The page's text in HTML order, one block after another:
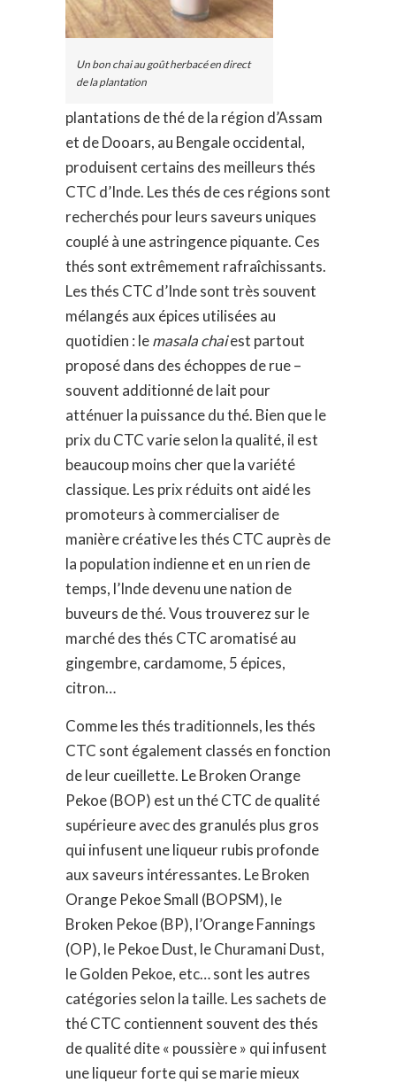
Un bon chai au goût herbacé en direct
de la plantation
plantations de thé de la région d’Assam
et de Dooars, au Bengale occidental,
produisent certains des meilleurs thés
CTC d’Inde. Les thés de ces régions sont
recherchés pour leurs saveurs uniques
couplé à une astringence piquante. Ces
thés sont extrêmement rafraîchissants.
Les thés CTC d’Inde sont très souvent
mélangés aux épices utilisées au
quotidien : lemasala chaiest partout
proposé dans des échoppes de rue –
souvent additionné de lait pour
atténuer la puissance du thé. Bien que le
prix du CTC varie selon la qualité, il est
beaucoup moins cher que la variété
classique. Les prix réduits ont aidé les
promoteurs à commercialiser de
manière créative les thés CTC auprès de
la population indienne et en un rien de
temps, l’Inde devenu une nation de
buveurs de thé. Vous trouverez sur le
marché des thés CTC aromatisé au
gingembre, cardamome, 5 épices,
citron…
Comme les thés traditionnels, les thés
CTC sont également classés en fonction
de leur cueillette. Le Broken Orange
Pekoe (BOP) est un thé CTC de qualité
supérieure avec des granulés plus gros
qui infusent une liqueur rubis profonde
aux saveurs intéressantes. Le Broken
Orange Pekoe Small (BOPSM), le
Broken Pekoe (BP), l’Orange Fannings
(OP), le Pekoe Dust, le Churamani Dust,
le Golden Pekoe, etc… sont les autres
catégories selon la taille. Les sachets de
thé CTC contiennent souvent des thés
de qualité dite « poussière » qui infusent
une liqueur forte qui se marie mieux